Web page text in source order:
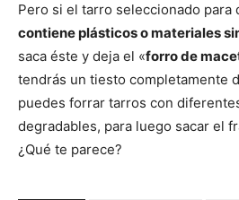
Pero si el tarro seleccionado para
contiene plásticos o materiales
saca éste y deja el «forro de
tendrás un tiesto completamente
puedes forrar tarros con
degradables, para luego sacar el
¿Qué te parece?